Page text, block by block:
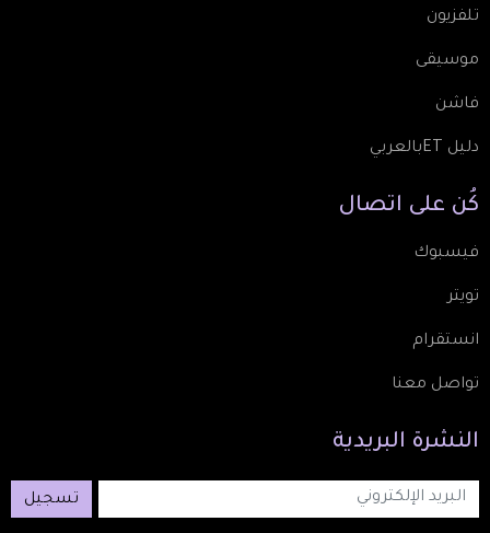
تلفزيون
موسيقى
فاشن
دليل ETبالعربي
كُن على اتصال
فيسبوك
تويتر
انستقرام
تواصل معنا
النشرة البريدية
تسجيل